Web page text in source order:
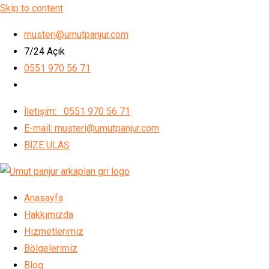
Skip to content
musteri@umutpanjur.com
7/24 Açık
0551 970 56 71
İletişim: 0551 970 56 71
E-mail: musteri@umutpanjur.com
BİZE ULAŞ
Anasayfa
Hakkımızda
Hizmetlerimiz
Bölgelerimiz
Blog